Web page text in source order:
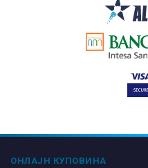
ОНЛАЈН КУПОВИНА